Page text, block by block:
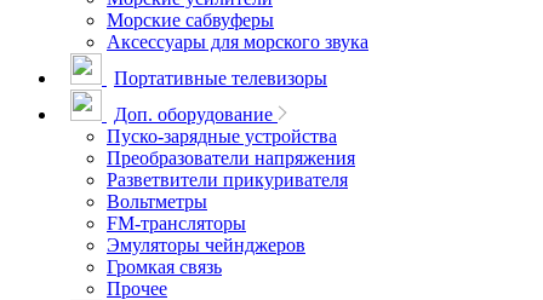
Морские сабвуферы
Аксессуары для морского звука
Портативные телевизоры
Доп. оборудование
Пуско-зарядные устройства
Преобразователи напряжения
Разветвители прикуривателя
Вольтметры
FM-трансляторы
Эмуляторы чейнджеров
Громкая связь
Прочее